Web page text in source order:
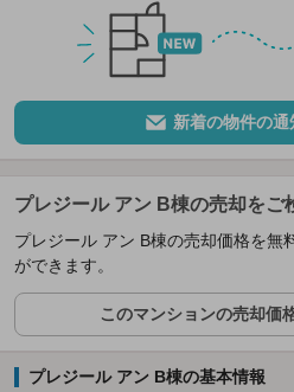
新着の物件の
プレジール アン B棟の売却をご
プレジール アン B棟の売却価格を無
ができます。
このマンションの売却価
プレジール アン B棟の基本情報